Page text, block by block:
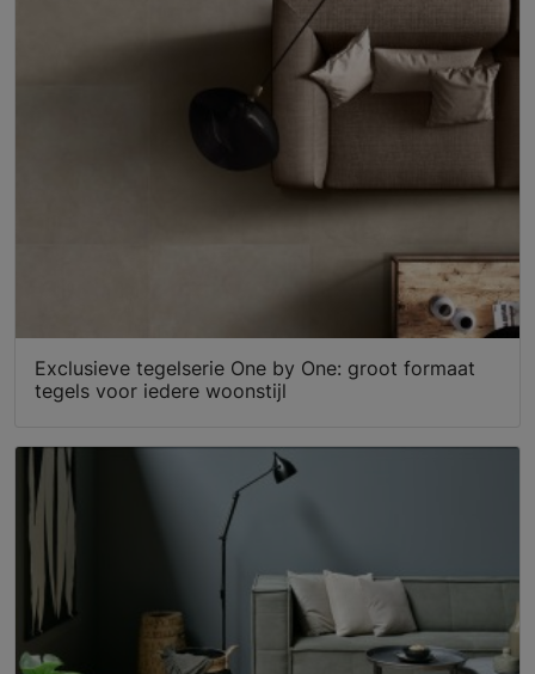
Exclusieve tegelserie One by One: groot formaat
tegels voor iedere woonstijl